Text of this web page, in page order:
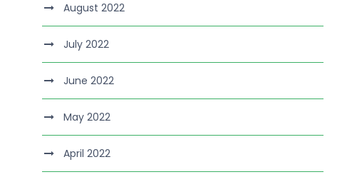
August 2022
July 2022
June 2022
May 2022
April 2022